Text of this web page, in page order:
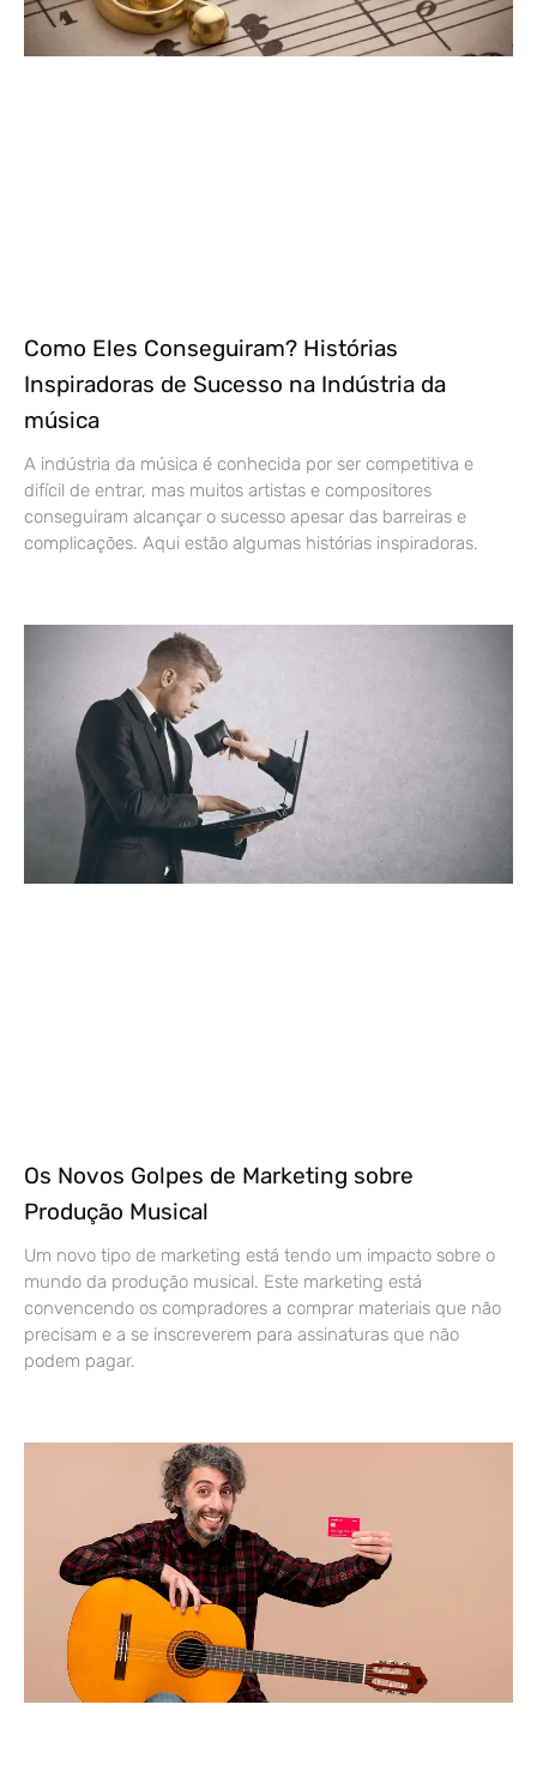
Como Eles Conseguiram? Histórias
Inspiradoras de Sucesso na Indústria da
música
A indústria da música é conhecida por ser competitiva e
difícil de entrar, mas muitos artistas e compositores
conseguiram alcançar o sucesso apesar das barreiras e
complicações. Aqui estão algumas histórias inspiradoras.
Os Novos Golpes de Marketing sobre
Produção Musical
Um novo tipo de marketing está tendo um impacto sobre o
mundo da produção musical. Este marketing está
convencendo os compradores a comprar materiais que não
precisam e a se inscreverem para assinaturas que não
podem pagar.